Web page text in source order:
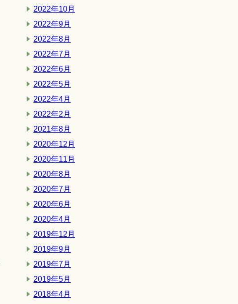
2022年10月
2022年9月
2022年8月
2022年7月
2022年6月
2022年5月
2022年4月
2022年2月
2021年8月
2020年12月
2020年11月
2020年8月
2020年7月
2020年6月
2020年4月
2019年12月
2019年9月
2019年7月
2019年5月
2018年4月